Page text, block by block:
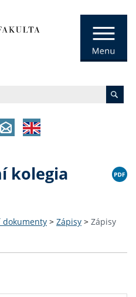
kolegia
dokumenty > Zápisy > Zápisy